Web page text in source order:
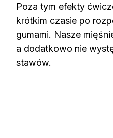
Poza tym efekty
krótkim czasie po
gumami. Nasze
a dodatkowo nie
stawów.